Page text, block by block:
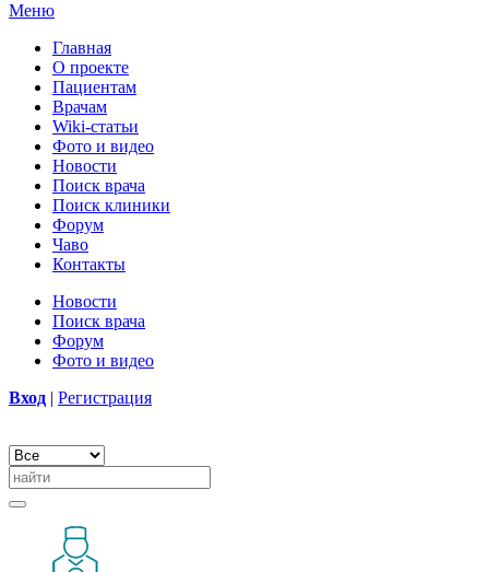
Меню
Главная
О проекте
Пациентам
Врачам
Wiki-статьи
Фото и видео
Новости
Поиск врача
Поиск клиники
Форум
Чаво
Контакты
Новости
Поиск врача
Форум
Фото и видео
Вход | Регистрация